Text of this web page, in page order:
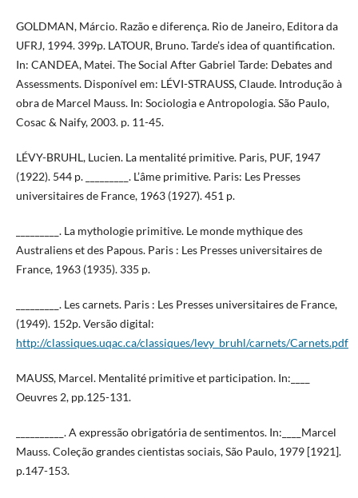
GOLDMAN, Márcio. Razão e diferença. Rio de Janeiro, Editora da
UFRJ, 1994. 399p. LATOUR, Bruno. Tarde’s idea of quantification.
In: CANDEA, Matei. The Social After Gabriel Tarde: Debates and
Assessments. Disponível em: LÉVI-STRAUSS, Claude. Introdução à
obra de Marcel Mauss. In: Sociologia e Antropologia. São Paulo,
Cosac & Naify, 2003. p. 11-45.
LÉVY-BRUHL, Lucien. La mentalité primitive. Paris, PUF, 1947
(1922). 544 p. _________. L’âme primitive. Paris: Les Presses
universitaires de France, 1963 (1927). 451 p.
_________. La mythologie primitive. Le monde mythique des
Australiens et des Papous. Paris : Les Presses universitaires de
France, 1963 (1935). 335 p.
_________. Les carnets. Paris : Les Presses universitaires de France,
(1949). 152p. Versão digital:
http://classiques.uqac.ca/classiques/levy_bruhl/carnets/Carnets.pdf
MAUSS, Marcel. Mentalité primitive et participation. In:____
Oeuvres 2, pp.125-131.
__________. A expressão obrigatória de sentimentos. In:____Marcel
Mauss. Coleção grandes cientistas sociais, São Paulo, 1979 [1921].
p.147-153.